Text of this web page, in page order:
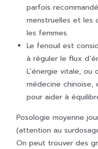
parfois
menstruelles et les
les femmes.
Le fenouil est
à réguler le flux
L’énergie vitale,
médecine
pour aider à
Posologie moyenne
(attention au
On peut trouver des